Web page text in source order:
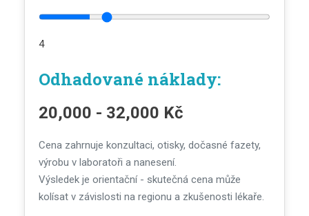
4
Odhadované náklady:
20,000 - 32,000 Kč
Cena zahrnuje konzultaci, otisky, dočasné fazety,
výrobu v laboratoři a nanesení.
Výsledek je orientační - skutečná cena může
kolísat v závislosti na regionu a zkušenosti lékaře.